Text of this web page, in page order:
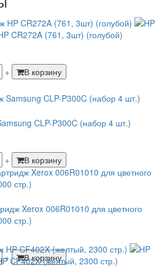
CR272A (761, 3шт) (голубой)
+ В корзину
CLP-P300C (набор 4 шт.)
+ В корзину
Xerox 006R01010 для цветного
стр.)
+ В корзину
CF402X (желтый, 2300 стр.)